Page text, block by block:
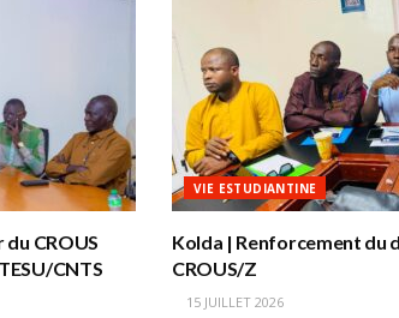
CROUS
CNTS
VIE ESTUDIANTINE
Kolda | Renforcement du
CROUS/Z
15 JUILLET 2026